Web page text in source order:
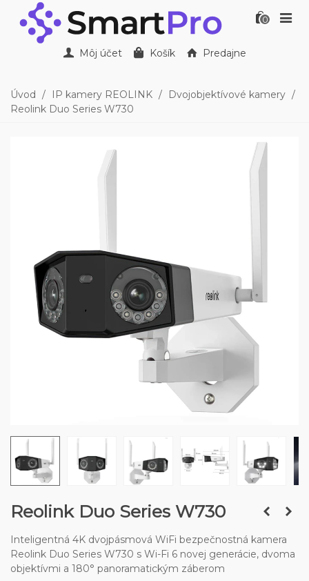
0
Môj účet Košík Predajne
Úvod / IP kamery REOLINK / Dvojobjektívové kamery /
Reolink Duo Series W730
Reolink Duo Series W730
Inteligentná 4K dvojpásmová WiFi bezpečnostná kamera
Reolink Duo Series W730 s Wi-Fi 6 novej generácie, dvoma
objektívmi a 180° panoramatickým záberom